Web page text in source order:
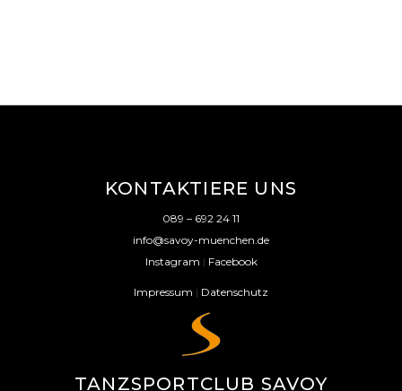
KONTAKTIERE UNS
089 – 692 24 11
info@savoy-muenchen.de
Instagram | Facebook
Impressum | Datenschutz
TANZSPORTCLUB SAVOY